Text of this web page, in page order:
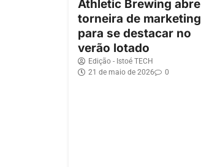
Athletic Brewing abre
torneira de marketing
para se destacar no
verão lotado
Edição - Istoé TECH
21 de maio de 2026
0